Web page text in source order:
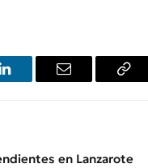
LinkedIn Email
en Lanzarote